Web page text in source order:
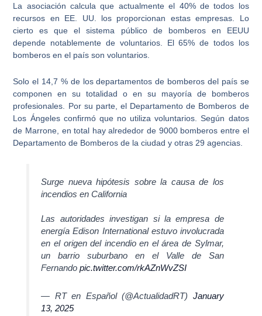
La asociación calcula que actualmente el 40% de todos los
recursos en EE. UU. los proporcionan estas empresas . Lo
cierto es que el sistema público de bomberos en EEUU
depende notablemente de voluntarios. El 65% de todos los
bomberos en el país son voluntarios.
Solo el 14,7 % de los departamentos de bomberos del país se
componen en su totalidad o en su mayoría de bomberos
profesionales. Por su parte, el Departamento de Bomberos de
Los Ángeles confirmó que no utiliza voluntarios. Según datos
de Marrone, en total hay alrededor de 9000 bomberos entre el
Departamento de Bomberos de la ciudad y otras 29 agencias.
Surge nueva hipótesis sobre la causa de los
incendios en California
Las autoridades investigan si la empresa de
energía Edison International estuvo involucrada
en el origen del incendio en el área de Sylmar,
un barrio suburbano en el Valle de San
Fernandopic.twitter.com/rkAZnWvZSI
— RT en Español (@ActualidadRT) January
13, 2025